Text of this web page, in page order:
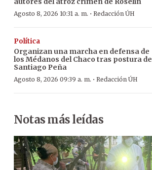
Agosto 8, 2026 10:31 a. m. · Redacción ÚH
Política
Organizan una marcha en defensa de
los Médanos del Chaco tras postura de
Santiago Peña
Agosto 8, 2026 09:39 a. m. · Redacción ÚH
Notas más leídas